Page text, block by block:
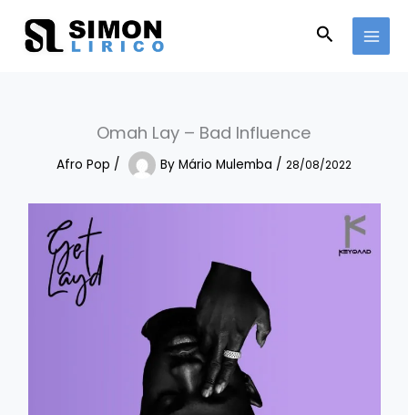
content
Search
Omah Lay – Bad Influence
Afro Pop / By Mário Mulemba / 28/08/2022